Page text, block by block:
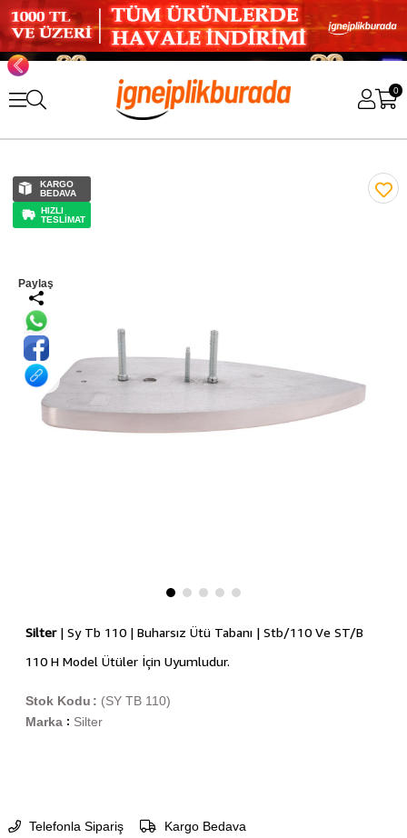
0
KARGO
BEDAVA
HIZLI
TESLİMAT
Paylaş
Silter| Sy Tb 110 | Buharsız Ütü Tabanı | Stb/110 Ve ST/B
110 H Model Ütüler İçin Uyumludur.
(SY TB 110)
Stok Kodu
Marka : Silter
Telefonla Sipariş Kargo Bedava